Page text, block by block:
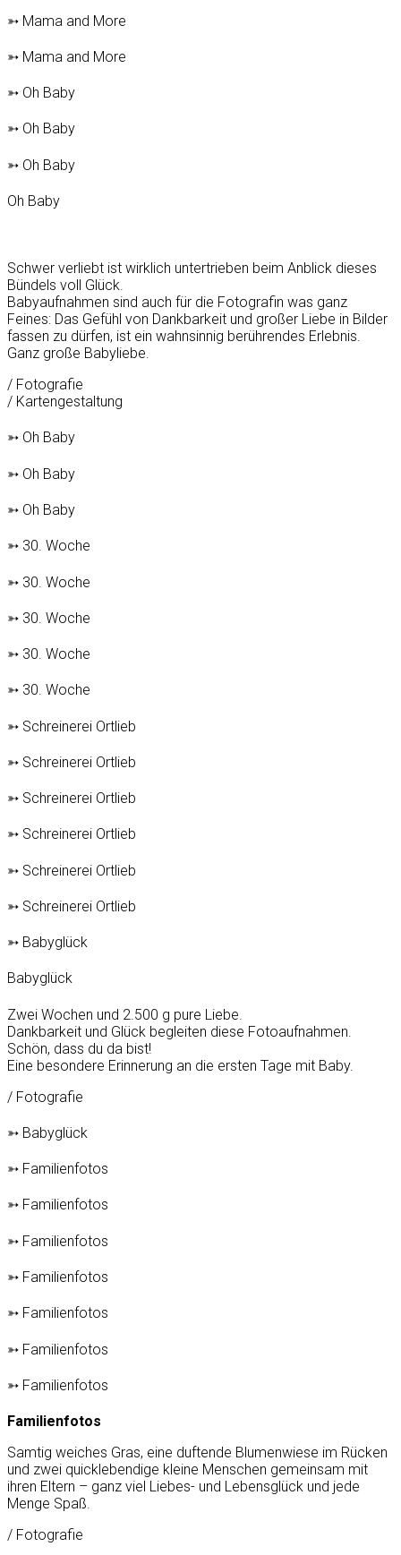
➳ Mama and More
➳ Mama and More
➳ Oh Baby
➳ Oh Baby
➳ Oh Baby
Oh Baby
Schwer verliebt ist wirklich untertrieben beim Anblick dieses
Bündels voll Glück.
Babyaufnahmen sind auch für die Fotografin was ganz
Feines: Das Gefühl von Dankbarkeit und großer Liebe in Bilder
fassen zu dürfen, ist ein wahnsinnig berührendes Erlebnis.
Ganz große Babyliebe.
/ Fotografie
/ Kartengestaltung
➳ Oh Baby
➳ Oh Baby
➳ Oh Baby
➳ 30. Woche
➳ 30. Woche
➳ 30. Woche
➳ 30. Woche
➳ 30. Woche
➳ Schreinerei Ortlieb
➳ Schreinerei Ortlieb
➳ Schreinerei Ortlieb
➳ Schreinerei Ortlieb
➳ Schreinerei Ortlieb
➳ Schreinerei Ortlieb
➳ Babyglück
Babyglück
Zwei Wochen und 2.500 g pure Liebe.
Dankbarkeit und Glück begleiten diese Fotoaufnahmen.
Schön, dass du da bist!
Eine besondere Erinnerung an die ersten Tage mit Baby.
/ Fotografie
➳ Babyglück
➳ Familienfotos
➳ Familienfotos
➳ Familienfotos
➳ Familienfotos
➳ Familienfotos
➳ Familienfotos
➳ Familienfotos
Familienfotos
Samtig weiches Gras, eine duftende Blumenwiese im Rücken
und zwei quicklebendige kleine Menschen gemeinsam mit
ihren Eltern – ganz viel Liebes- und Lebensglück und jede
Menge Spaß.
/ Fotografie